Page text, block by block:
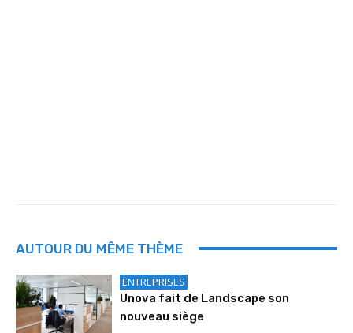
AUTOUR DU MÊME THÈME
ENTREPRISES
Unova fait de Landscape son
nouveau siège